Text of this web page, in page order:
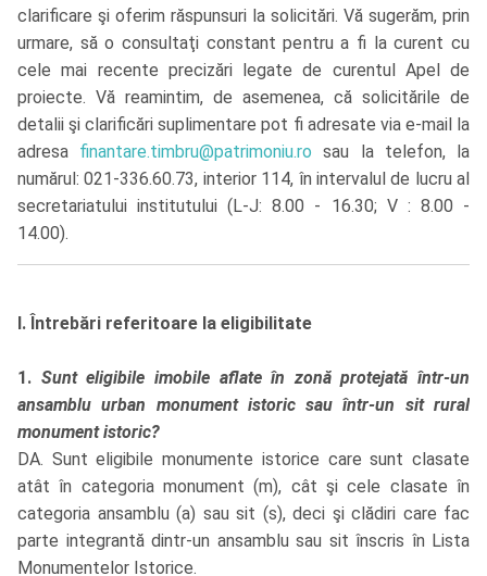
clarificare şi oferim răspunsuri la solicitări. Vă sugerăm, prin
urmare, să o consultaţi constant pentru a fi la curent cu
cele mai recente precizări legate de curentul Apel de
proiecte. Vă reamintim, de asemenea, că solicitările de
detalii şi clarificări suplimentare pot fi adresate via e-mail la
adresa finantare.timbru@patrimoniu.ro sau la telefon, la
numărul: 021-336.60.73, interior 114, în intervalul de lucru al
secretariatului institutului (L-J: 8.00 - 16.30; V : 8.00 -
14.00).
I. Întrebări referitoare la eligibilitate
1. Sunt eligibile imobile aflate în zonă protejată într-un
ansamblu urban monument istoric sau într-un sit rural
monument istoric?
DA. Sunt eligibile monumente istorice care sunt clasate
atât în categoria monument (m), cât şi cele clasate în
categoria ansamblu (a) sau sit (s), deci şi clădiri care fac
parte integrantă dintr-un ansamblu sau sit înscris în Lista
Monumentelor Istorice.